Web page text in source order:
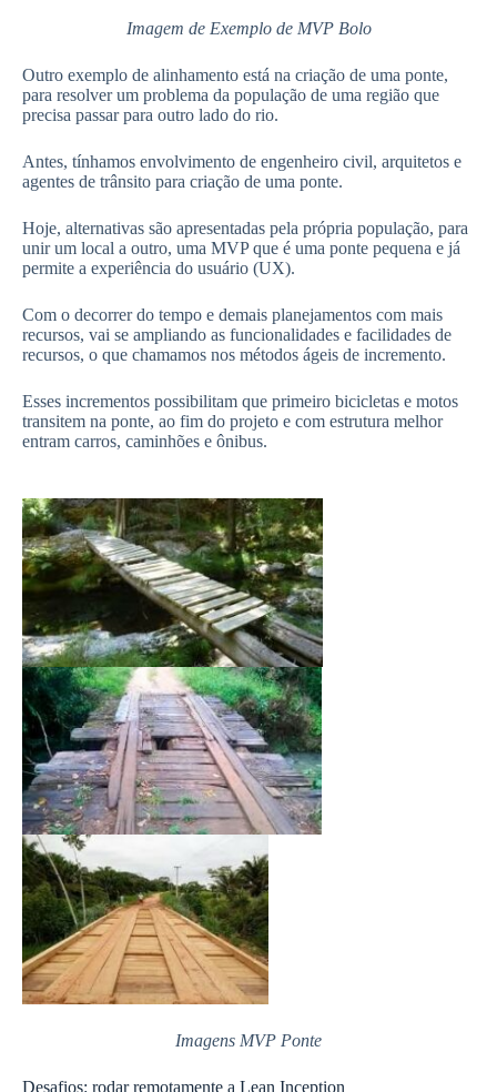
Imagem de Exemplo de MVP Bolo
Outro exemplo de alinhamento está na criação de uma ponte,
para resolver um problema da população de uma região que
precisa passar para outro lado do rio.
Antes, tínhamos envolvimento de engenheiro civil, arquitetos e
agentes de trânsito para criação de uma ponte.
Hoje, alternativas são apresentadas pela própria população, para
unir um local a outro, uma MVP que é uma ponte pequena e já
permite a experiência do usuário (UX).
Com o decorrer do tempo e demais planejamentos com mais
recursos, vai se ampliando as funcionalidades e facilidades de
recursos, o que chamamos nos métodos ágeis de incremento.
Esses incrementos possibilitam que primeiro bicicletas e motos
transitem na ponte, ao fim do projeto e com estrutura melhor
entram carros, caminhões e ônibus.
Imagens MVP Ponte
Desafios: rodar remotamente a Lean Inception